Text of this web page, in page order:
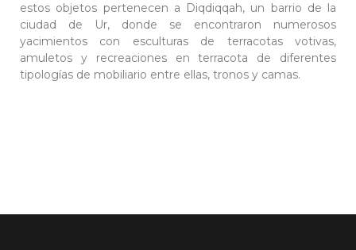
estos objetos pertenecen a Diqdiqqah, un barrio de la
ciudad de Ur, donde se encontraron numerosos
yacimientos con esculturas de terracotas votivas,
amuletos y recreaciones en terracota de diferentes
tipologías de mobiliario entre ellas, tronos y camas.